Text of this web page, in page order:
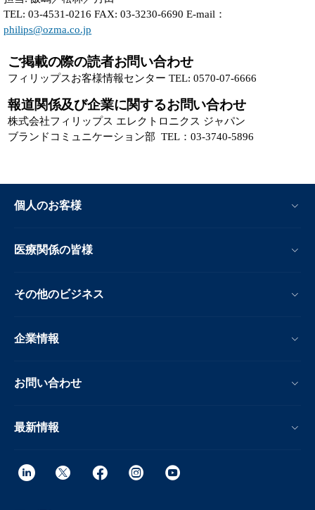
TEL: 03-4531-0216 FAX: 03-3230-6690 E-mail：
philips@ozma.co.jp
ご掲載の際の読者お問い合わせ
フィリップスお客様情報センター TEL: 0570-07-6666
報道関係及び企業に関するお問い合わせ
株式会社フィリップス エレクトロニクス ジャパン
ブランドコミュニケーション部 TEL：03-3740-5896
個人のお客様
医療関係の皆様
その他のビジネス
企業情報
お問い合わせ
最新情報